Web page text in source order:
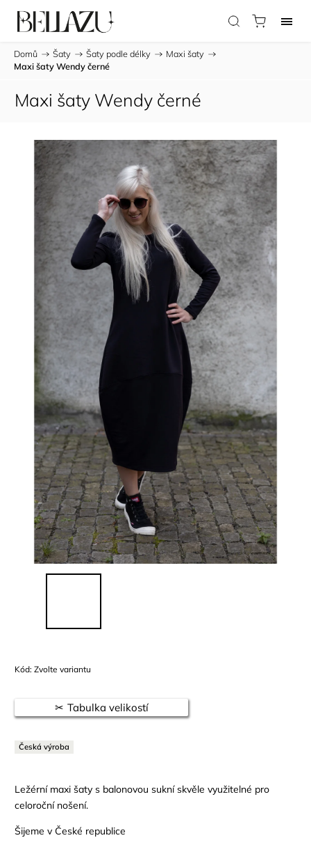
Domů / Šaty / Šaty podle délky / Maxi šaty /
Maxi šaty Wendy černé
Maxi šaty Wendy černé
Kód: Zvolte variantu
Ležérní maxi šaty s balonovou sukní skvěle využitelné pro
celoroční nošení.
Šijeme v České republice
Tabulka velikostí
Česká výroba